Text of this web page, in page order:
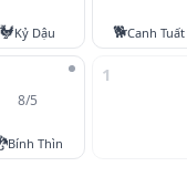
🐓Kỷ Dậu 🐕Canh Tuất
8/5
Bính Thìn
1